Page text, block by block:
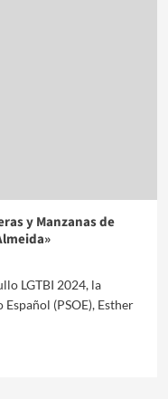
y Manzanas de
LGTBI 2024, la
(PSOE), Esther